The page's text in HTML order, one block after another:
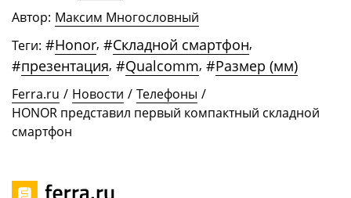
Автор: Максим Многословный
Теги: #Honor, #Складной смартфон,
#презентация, #Qualcomm, #Размер (мм)
Ferra.ru / Новости / Телефоны /
HONOR представил первый компактный складной
смартфон